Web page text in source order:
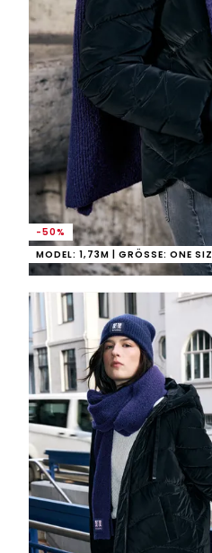
-50%
MODEL: 1,73M | GRÖSSE: ONE SIZE